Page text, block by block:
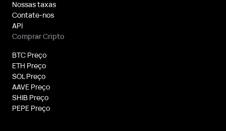
Nossas taxas
Contate-nos
API
Comprar Cripto
BTC Preço
ETH Preço
SOL Preço
AAVE Preço
SHIB Preço
PEPE Preço